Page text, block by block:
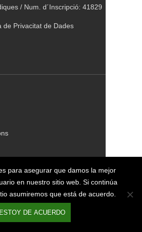
/ Num. d´Inscripció: 41829
de Privacitat de Dades
DE CONTACTE
para asegurar que damos la mejor
en nuestro sitio web. Si continúa
asumiremos que está de acuerdo.
ESTOY DE ACUERDO